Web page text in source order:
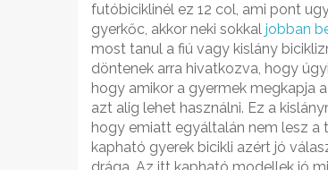
futóbiciklinél ez 12 col, ami pont
gyerkőc, akkor neki sokkal jobban
most tanul a fiú vagy kislány
döntenek arra hivatkozva, hogy
hogy amikor a gyermek megkapja
azt alig lehet használni. Ez a
hogy emiatt egyáltalán nem lesz a
kapható gyerek bicikli azért jó